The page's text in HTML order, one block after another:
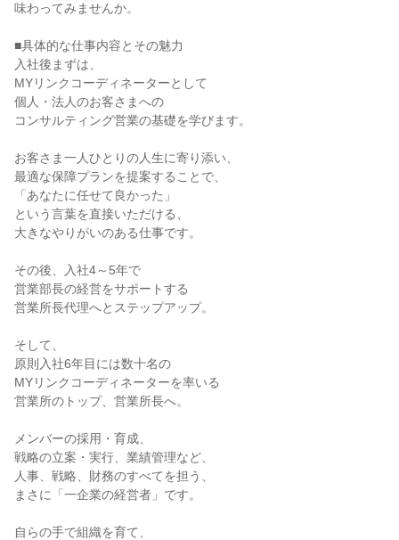
味わってみませんか。
■具体的な仕事内容とその魅力
入社後まずは、
MYリンクコーディネーターとして
個人・法人のお客さまへの
コンサルティング営業の基礎を学びます。
お客さま一人ひとりの人生に寄り添い、
最適な保障プランを提案することで、
「あなたに任せて良かった」
という言葉を直接いただける、
大きなやりがいのある仕事です。
その後、入社4～5年で
営業部長の経営をサポートする
営業所長代理へとステップアップ。
そして、
原則入社6年目には数十名の
MYリンクコーディネーターを率いる
営業所のトップ、営業所長へ。
メンバーの採用・育成、
戦略の立案・実行、業績管理など、
人事、戦略、財務のすべてを担う、
まさに「一企業の経営者」です。
自らの手で組織を育て、